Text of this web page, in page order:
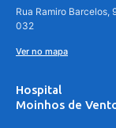
Rua Ramiro
032
Ver no mapa
Hospital
Moinhos de